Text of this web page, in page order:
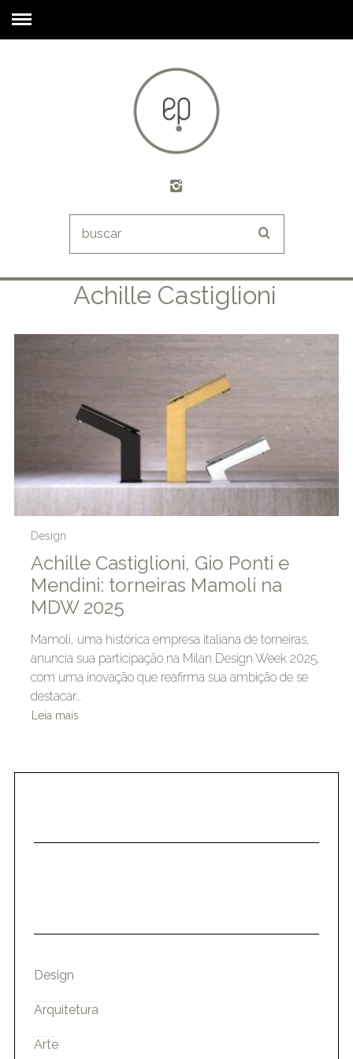
Achille Castiglioni
Design
Achille Castiglioni, Gio Ponti e
Mendini: torneiras Mamoli na
MDW 2025
Mamoli, uma histórica empresa italiana de torneiras,
anuncia sua participação na Milan Design Week 2025,
com uma inovação que reafirma sua ambição de se
destacar…
Leia mais
Design
Arquitetura
Arte